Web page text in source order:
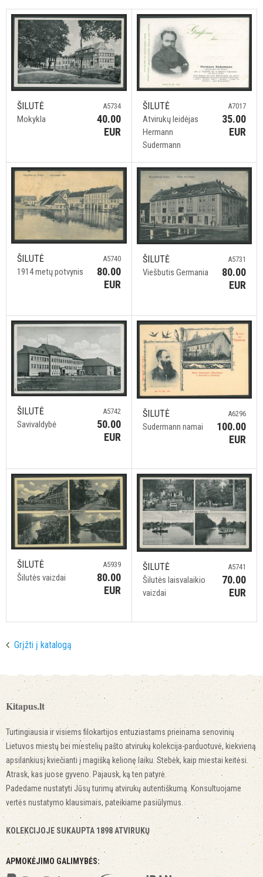
ŠILUTĖ
Mokykla
A5734
40.00
EUR
ŠILUTĖ
Atvirukų leidėjas
Hermann
Sudermann
A7017
35.00
EUR
ŠILUTĖ
1914 metų potvynis
A5740
80.00
EUR
ŠILUTĖ
Viešbutis Germania
A5731
80.00
EUR
ŠILUTĖ
Savivaldybė
A5742
50.00
EUR
ŠILUTĖ
Sudermann namai
A6296
100.00
EUR
ŠILUTĖ
Šilutės vaizdai
A5939
80.00
EUR
ŠILUTĖ
Šilutės laisvalaikio
vaizdai
A5741
70.00
EUR
Grįžti į katalogą
Kitapus.lt
Turtingiausia ir visiems filokartijos entuziastams prieinama senovinių
Lietuvos miestų bei miestelių pašto atvirukų kolekcija-parduotuvė, kiekvieną
apsilankiusį kviečianti į magišką kelionę laiku. Stebėk, kaip miestai keitėsi.
Atrask, kas juose gyveno. Pajausk, ką ten patyrė.
Padedame nustatyti Jūsų turimų atvirukų autentiškumą. Konsultuojame
vertės nustatymo klausimais, pateikiame pasiūlymus.
KOLEKCIJOJE SUKAUPTA 1898 ATVIRUKŲ
APMOKĖJIMO GALIMYBĖS: